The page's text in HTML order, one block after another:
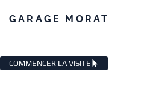
GARAGE MORAT
COMMENCER LA VISITE